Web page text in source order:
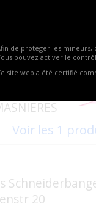
de protéger les mineurs,
pouvez activer le
site web a été certifié
tilleuls
Voir les 1
20